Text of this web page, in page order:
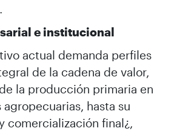
e institucional
actual demanda perfiles
de la cadena de valor,
la producción primaria en
hasta su
comercialización final¿,